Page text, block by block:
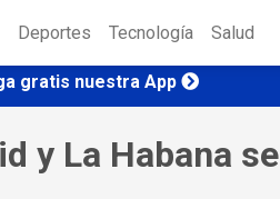
Deportes Tecnología Salud
gratis nuestra App
y La Habana se